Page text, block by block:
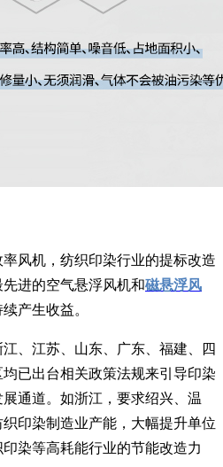
风机，纺织印染行业的提标改造
进的空气悬浮风机和磁悬浮风
产生收益。
、江苏、山东、广东、福建、四
已出台相关政策法规来引导印染
通道。如浙江，要求绍兴、温
印染制造业产能，大幅提升单位
染等高耗能行业的节能改造力